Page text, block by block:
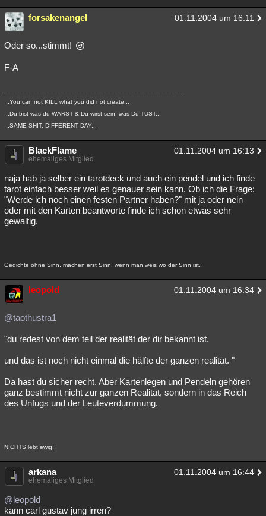
forsakenangel 01.11.2004 um 16:11
Oder so...stimmt!
F-A
...You can not KILL what you did not create...
...Du bist was du WARST & Du wirst sein, was Du TUST...
...SAME SHIT, DIFFERENT DAY...
BlackFlame 01.11.2004 um 16:13
ehemaliges Mitglied
naja hab ja selber ein tarotdeck und auch ein pendel und ich finde
tarot einfach besser weil es genauer sein kann. Ob ich die Frage:
"Werde ich noch einen festen Partner haben?" mit ja oder nein
oder mit den Karten beantworte finde ich schon etwas sehr
gewaltig.
Gedichte ohne Sinn, machen erst Sinn, wenn man weis wo der Sinn ist.
leopold 01.11.2004 um 16:34
@taothustra1
"du redest von dem teil der realität der dir bekannt ist.
und das ist noch nicht einmal die hälfte der ganzen realität. "
Da hast du sicher recht. Aber Kartenlegen und Pendeln gehören
ganz bestimmt nicht zur ganzen Realität, sondern in das Reich
des Unfugs und der Leuteverdummung.
NICHTS lebt ewig !
arkana 01.11.2004 um 16:44
ehemaliges Mitglied
@leopold
kann carl gustav jung irren?